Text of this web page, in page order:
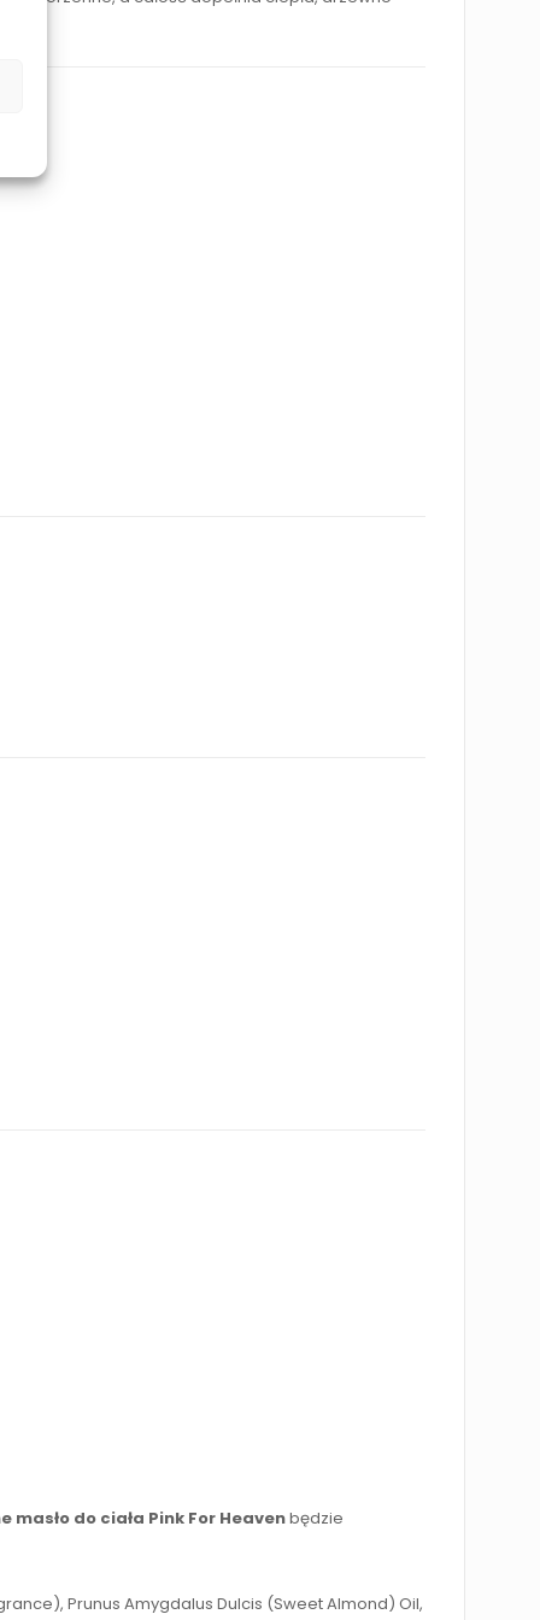
masło do ciała Pink For Heavenbędzie
Prunus Amygdalus Dulcis (Sweet Almond) Oil,